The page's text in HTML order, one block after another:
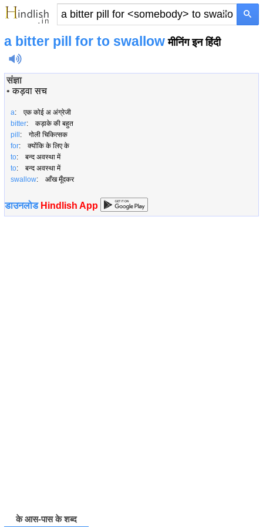
×
a bitter pill for to swallow मीनिंग इन हिंदी
संज्ञा
•कड़वा सच
a: एक कोई अ अंग्रेजी
bitter: कड़ाके की बहुत
pill : गोली चिकित्सक
for: क्योंकि के लिए के
to: बन्द अवस्था में
to: बन्द अवस्था में
swallow: आँख मूँदकर
डाउनलोड Hindlish App
के आस-पास के शब्द